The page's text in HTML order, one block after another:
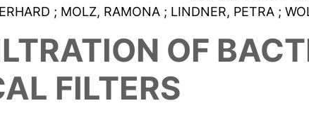
; MOLZ, RAMONA ; LINDNER, PETRA ;
OF
FILTERS